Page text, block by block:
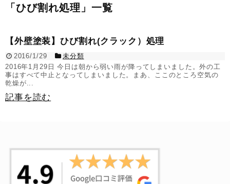
「 ひび割れ処理 」 一覧
【外壁塗装】ひび割れ(クラック）処理
2016/1/29
未分類
2016年1月29日 今日は朝から弱い雨が降ってしまいました。外の工
事はすべて中止となってしまいました。まあ、ここのところ空気の
乾燥が...
記事を読む